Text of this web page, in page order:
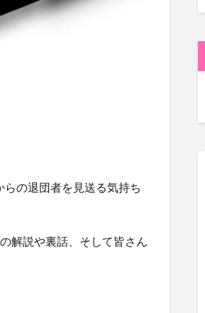
の退団者を見送る気持ち
解説や裏話、そして皆さん